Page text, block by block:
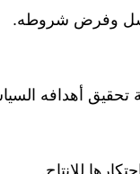
وفرض شروطه.
تحقيق
للإنتاج.